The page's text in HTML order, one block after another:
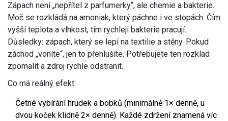
Zápach není „nepřítel z parfumerky“, ale chemie a bakterie.
Moč se rozkládá na amoniak, který páchne i ve stopách. Čím
vyšší teplota a vlhkost, tím rychleji bakterie pracují.
Důsledky: zápach, který se lepí na textilie a stěny. Pokud
záchod „voníte“, jen to přehlušíte. Potřebujete ten rozklad
zpomalit a zdroj rychle odstranit.
Co má reálný efekt:
Četné vybírání hrudek a bobků (minimálně 1× denně, u
dvou koček klidně 2× denně). Každé zdržení znamená víc